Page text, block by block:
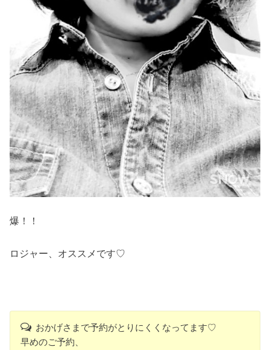
爆！！
ロジャー、オススメです♡
おかげさまで予約がとりにくくなってます♡
早めのご予約、